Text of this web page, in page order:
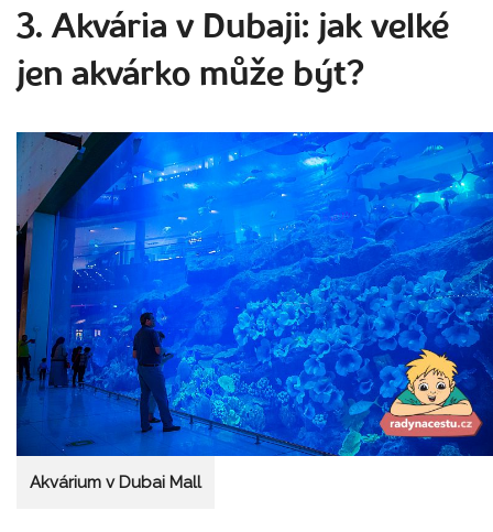
3. Akvária v Dubaji: jak velké
jen akvárko může být?
Akvárium v Dubai Mall